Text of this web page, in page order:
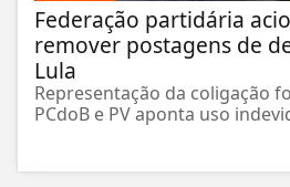
Federação partidária
remover postagens de
Lula
Representação da coligação
PCdoB e PV aponta uso